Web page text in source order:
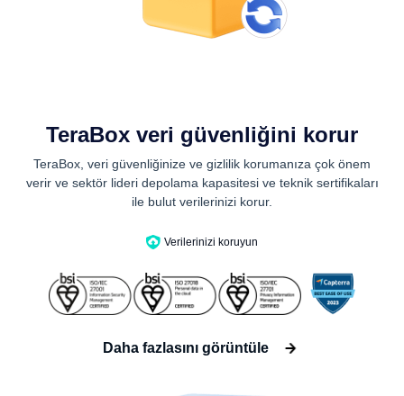
TeraBox veri güvenliğini korur
TeraBox, veri güvenliğinize ve gizlilik korumanıza çok önem
verir ve sektör lideri depolama kapasitesi ve teknik sertifikaları
ile bulut verilerinizi korur.
Verilerinizi koruyun
Daha fazlasını görüntüle